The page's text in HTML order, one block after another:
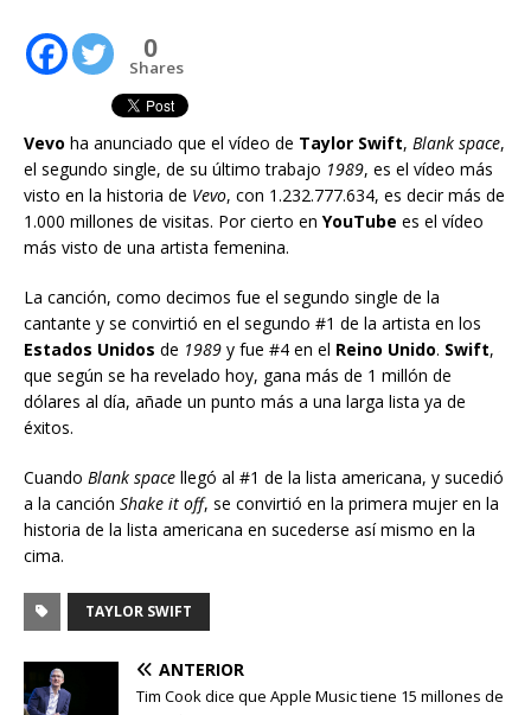
0
Shares
Vevo ha anunciado que el vídeo de Taylor Swift, Blank space,
el segundo single, de su último trabajo 1989, es el vídeo más
visto en la historia de Vevo, con 1.232.777.634, es decir más de
1.000 millones de visitas. Por cierto en YouTube es el vídeo
más visto de una artista femenina.
La canción, como decimos fue el segundo single de la
cantante y se convirtió en el segundo #1 de la artista en los
Estados Unidos de 1989 y fue #4 en el Reino Unido. Swift,
que según se ha revelado hoy, gana más de 1 millón de
dólares al día, añade un punto más a una larga lista ya de
éxitos.
Cuando Blank space llegó al #1 de la lista americana, y sucedió
a la canción Shake it off, se convirtió en la primera mujer en la
historia de la lista americana en sucederse así mismo en la
cima.
TAYLOR SWIFT
ANTERIOR
Tim Cook dice que Apple Music tiene 15 millones de